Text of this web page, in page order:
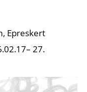
Epreskert
27.